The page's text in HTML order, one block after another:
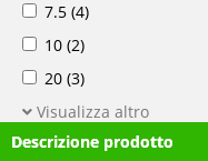
7.5 (4)
10 (2)
20 (3)
Visualizza altro
Descrizione prodotto